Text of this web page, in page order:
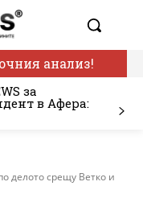
анализ!
за
в Афера:
делото срещу Ветко и